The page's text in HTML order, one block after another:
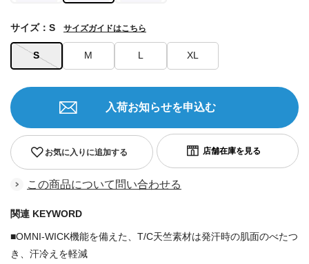
S M L XL
サイズ：S サイズガイドはこちら
お気に入りに追加する
入荷お知らせを申込む
この商品について問い合わせる
関連 KEYWORD
■OMNI-WICK機能を備えた、T/C天竺素材は発汗時の肌面のべたつ
き、汗冷えを軽減